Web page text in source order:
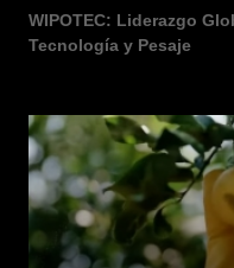
WIPOTEC: Liderazgo
Tecnología y Pesaje